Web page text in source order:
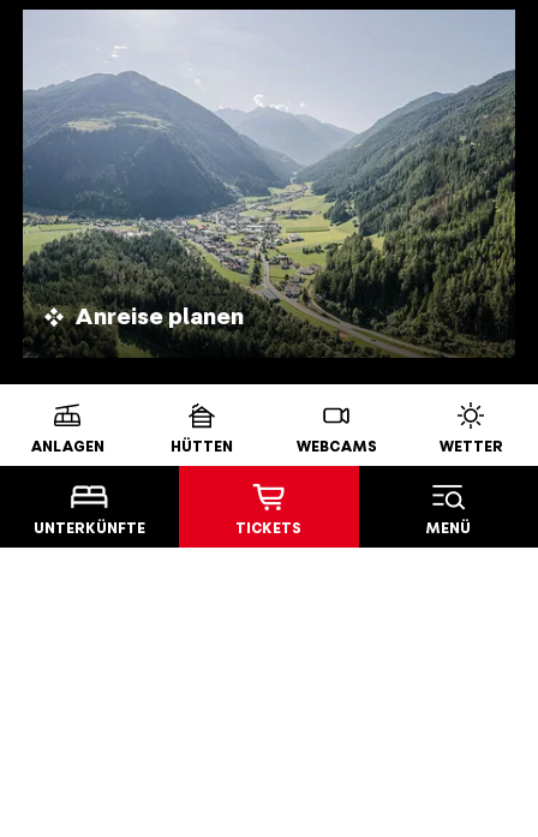
ANLAGEN HÜTTEN WEBCAMS WETTER
UNTERKÜNFTE TICKETS MENÜ
Anreise planen
SOMMER-TICKETS KAUFEN